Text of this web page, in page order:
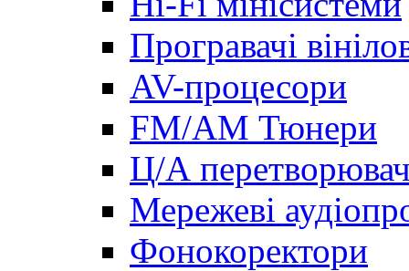
Програвачі
AV-процесори
FM/AM Тюнери
Ц/А
Мережеві
Фонокоректори